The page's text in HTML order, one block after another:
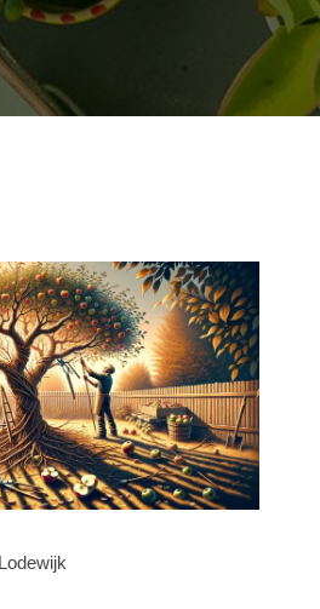
Lodewijk